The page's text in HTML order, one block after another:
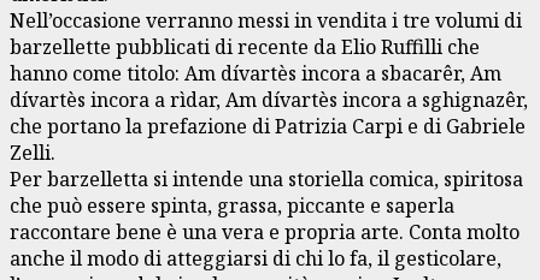
Nell’occasione verranno messi in vendita i tre volumi di
barzellette pubblicati di recente da Elio Ruffilli che
hanno come titolo: Am dívartès incora a sbacarêr, Am
dívartès incora a rìdar, Am dívartès incora a sghignazêr,
che portano la prefazione di Patrizia Carpi e di Gabriele
Zelli.
Per barzelletta si intende una storiella comica, spiritosa
che può essere spinta, grassa, piccante e saperla
raccontare bene è una vera e propria arte. Conta molto
anche il modo di atteggiarsi di chi lo fa, il gesticolare,